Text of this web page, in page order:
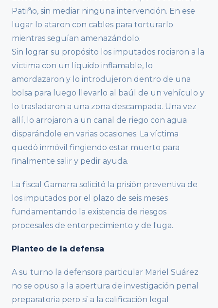
Patiño, sin mediar ninguna intervención. En ese
lugar lo ataron con cables para torturarlo
mientras seguían amenazándolo.
Sin lograr su propósito los imputados rociaron a la
víctima con un líquido inflamable, lo
amordazaron y lo introdujeron dentro de una
bolsa para luego llevarlo al baúl de un vehículo y
lo trasladaron a una zona descampada. Una vez
allí, lo arrojaron a un canal de riego con agua
disparándole en varias ocasiones. La víctima
quedó inmóvil fingiendo estar muerto para
finalmente salir y pedir ayuda.
La fiscal Gamarra solicitó la prisión preventiva de
los imputados por el plazo de seis meses
fundamentando la existencia de riesgos
procesales de entorpecimiento y de fuga.
Planteo de la defensa
A su turno la defensora particular Mariel Suárez
no se opuso a la apertura de investigación penal
preparatoria pero sí a la calificación legal